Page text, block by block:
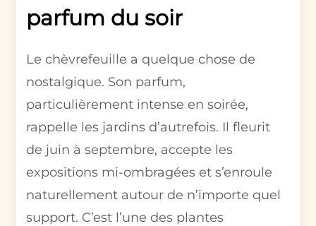
parfum du soir
Le chèvrefeuille a quelque chose de
nostalgique. Son parfum,
particulièrement intense en soirée,
rappelle les jardins d’autrefois. Il fleurit
de juin à septembre, accepte les
expositions mi-ombragées et s’enroule
naturellement autour de n’importe quel
support. C’est l’une des plantes